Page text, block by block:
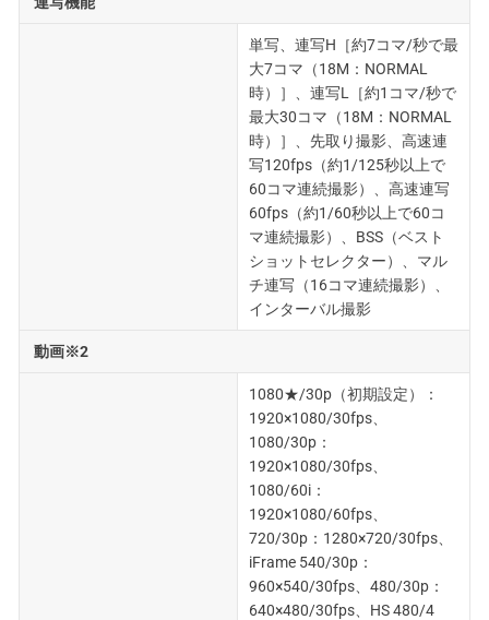
単写、連写H［約7コマ/秒で最
大7コマ（18M：NORMAL
時）］、連写L［約1コマ/秒で
最大30コマ（18M：NORMAL
時）］、先取り撮影、高速連
写120fps（約1/125秒以上で
60コマ連続撮影）、高速連写
60fps（約1/60秒以上で60コ
マ連続撮影）、BSS（ベスト
ショットセレクター）、マル
チ連写（16コマ連続撮影）、
インターバル撮影
動画※2
1080★/30p（初期設定）：
1920×1080/30fps、
1080/30p：
1920×1080/30fps、
1080/60i：
1920×1080/60fps、
720/30p：1280×720/30fps、
iFrame 540/30p：
960×540/30fps、480/30p：
640×480/30fps、HS 480/4